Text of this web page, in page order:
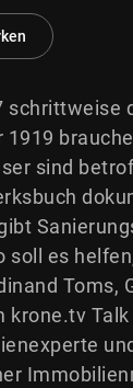
schrittweise
sind
soll es
Toms,
krone.tv